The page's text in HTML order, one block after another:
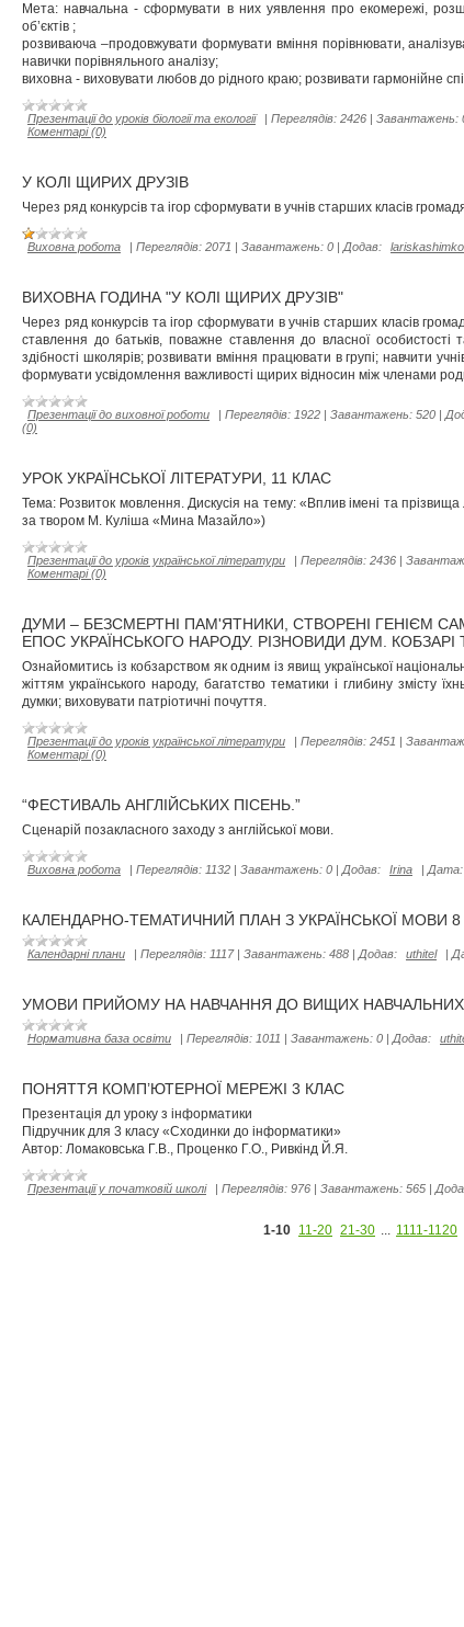
Мета: навчальна - сформувати в них уявлення про екомережі,
об’єктів ;
розвиваюча –продовжувати формувати вміння порівнювати,
навички порівняльного аналізу;
виховна - виховувати любов до рідного краю; розвивати гармонійне
Презентації до уроків біології та екології | Переглядів: 2426 | Завантажень:
Коментарі (0)
У КОЛІ ЩИРИХ ДРУЗІВ
Через ряд конкурсів та ігор сформувати в учнів старших класів
Виховна робота | Переглядів: 2071 | Завантажень: 0 | Додав: lariskashimko
ВИХОВНА ГОДИНА "У КОЛІ ЩИРИХ ДРУЗІВ"
Через ряд конкурсів та ігор сформувати в учнів старших класів
ставлення до батьків, поважне ставлення до власної особистості
здібності школярів; розвивати вміння працювати в групі; навчити
формувати усвідомлення важливості щирих відносин між членами
Презентації до виховної роботи | Переглядів: 1922 | Завантажень: 520 |
(0)
УРОК УКРАЇНСЬКОЇ ЛІТЕРАТУРИ, 11 КЛАС
Тема: Розвиток мовлення. Дискусія на тему: «Вплив імені та прізвища
за твором М. Куліша «Мина Мазайло»)
Презентації до уроків української літератури | Переглядів: 2436 |
Коментарі (0)
ДУМИ – БЕЗСМЕРТНІ ПАМ'ЯТНИКИ, СТВОРЕНІ ГЕНІЄМ
ЕПОС УКРАЇНСЬКОГО НАРОДУ. РІЗНОВИДИ ДУМ. КОБЗАРІ
Ознайомитись із кобзарством як одним із явищ української
жіттям українського народу, багатство тематики і глибину змісту
думки; виховувати патріотичні почуття.
Презентації до уроків української літератури | Переглядів: 2451 |
Коментарі (0)
“ФЕСТИВАЛЬ АНГЛІЙСЬКИХ ПІСЕНЬ.”
Сценарій позакласного заходу з англійської мови.
Виховна робота | Переглядів: 1132 | Завантажень: 0 | Додав: Irina | Дата:
КАЛЕНДАРНО-ТЕМАТИЧНИЙ ПЛАН З УКРАЇНСЬКОЇ МОВИ
Календарні плани | Переглядів: 1117| Завантажень: 488 | Додав: uthitel |
УМОВИ ПРИЙОМУ НА НАВЧАННЯ ДО ВИЩИХ НАВЧАЛЬНИХ
Нормативна база освіти | Переглядів: 1011 | Завантажень: 0 | Додав:
ПОНЯТТЯ КОМП’ЮТЕРНОЇ МЕРЕЖІ 3 КЛАС
Презентація дл уроку з інформатики
Підручник для 3 класу «Сходинки до інформатики»
Автор: Ломаковська Г.В., Проценко Г.О., Ривкінд Й.Я.
Презентації у початковій школі | Переглядів: 976 | Завантажень: 565 |
1-10 11-20 21-30 ... 1111-1120